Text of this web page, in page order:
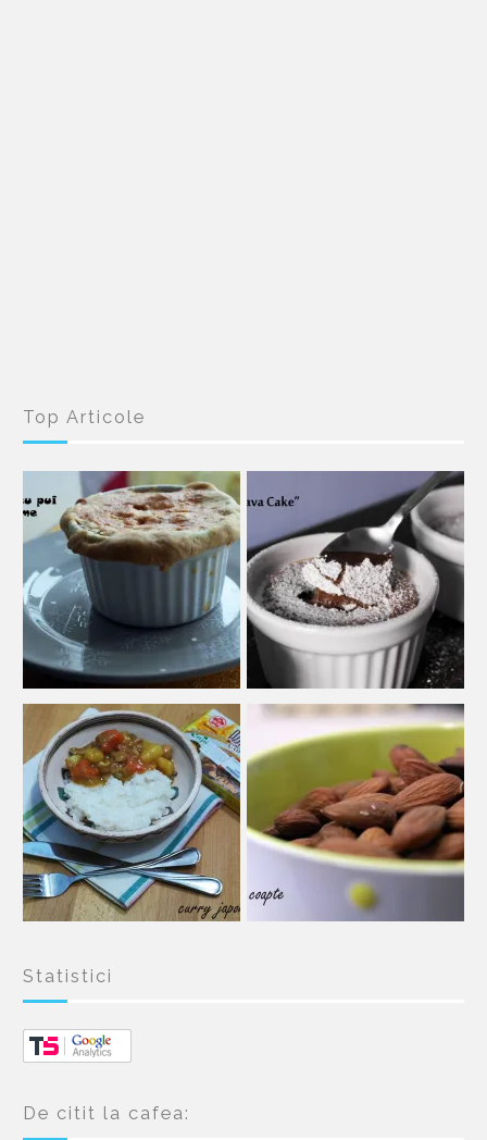
Top Articole
Statistici
De citit la cafea: